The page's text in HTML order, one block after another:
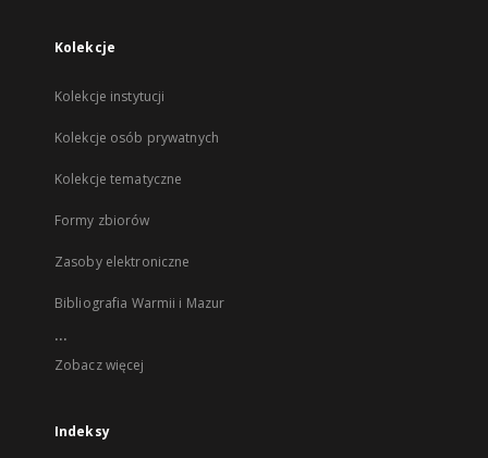
Kolekcje
Kolekcje instytucji
Kolekcje osób prywatnych
Kolekcje tematyczne
Formy zbiorów
Zasoby elektroniczne
Bibliografia Warmii i Mazur
...
Zobacz więcej
Indeksy